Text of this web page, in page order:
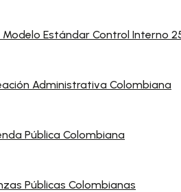
Modelo Estándar Control Interno
Administrativa Colombiana
Pública Colombiana
Públicas Colombianas